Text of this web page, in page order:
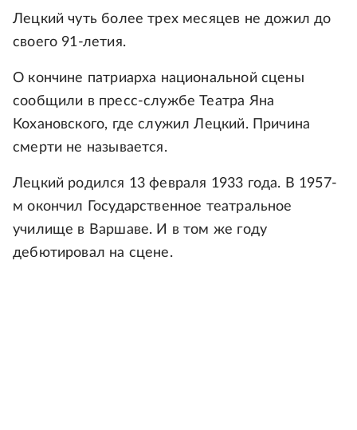
Лецкий чуть более трех месяцев не дожил до
своего 91-летия.
О кончине патриарха национальной сцены
сообщили в пресс-службе Театра Яна
Кохановского, где служил Лецкий. Причина
смерти не называется.
Лецкий родился 13 февраля 1933 года. В 1957-
м окончил Государственное театральное
училище в Варшаве. И в том же году
дебютировал на сцене.